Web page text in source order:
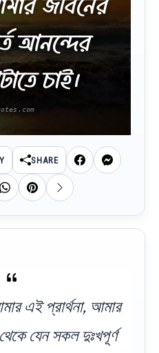
জীবনের
আনন্দের
চাই।
SHARE
এই প্রার্থনা, আমার
যেন সকল দুঃখপূর্ণ